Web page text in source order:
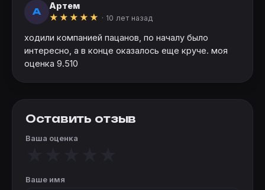
А
Артем
★ ★ ★ ★ ★ · 10 лет назад
ходили компанией пацанов, по началу было
интересно, а в конце оказалось еще круче. моя
оценка 9.510
Оставить отзыв
Ваша оценка
Ваше имя